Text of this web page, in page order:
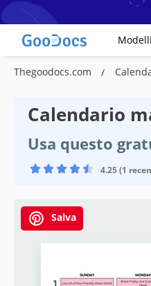
Modelli
Thegoodocs.com
Calendario
Usa questo
4.25 (1
Salva